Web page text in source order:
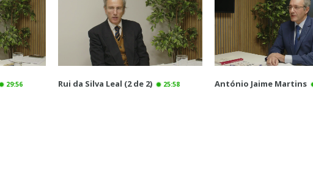
29:56 Rui da Silva Leal (2 de 2) 25:58 António Jaime Martins